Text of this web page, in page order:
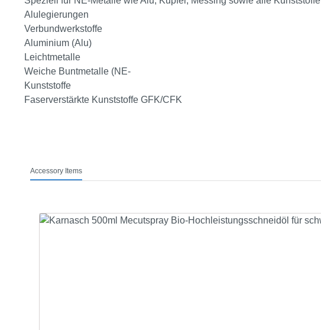
Alulegierungen
Verbundwerkstoffe
Aluminium (Alu)
Leichtmetalle
Weiche Buntmetalle (NE-
Kunststoffe
Faserverstärkte Kunststoffe GFK/CFK
Accessory Items